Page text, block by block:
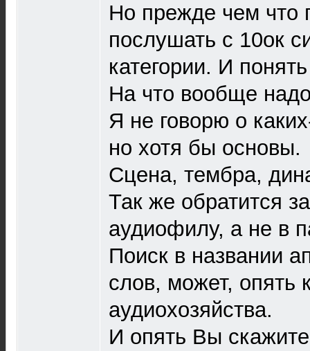
Но прежде чем что
послушать с 10ок
категории. И
На что вообще
Я не говорю о
но хотя бы основы.
Сцена, тембра,
Так же обратится
аудиофилу, а не в
Поиск в названии
слов, может, опять
аудиохозяйства.
И опять Вы